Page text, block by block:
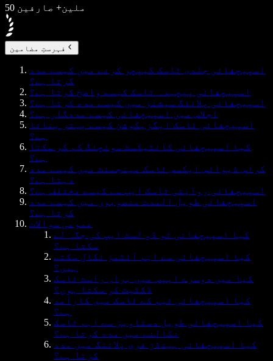
50 ملین+ صارفین
فہرستِ مضامین
اسپیچفائی جلدی ٹاسک کیپچر کرنے میں کیسے مدد
کرتا ہے؟
اسپیچفائی پیچیدہ ٹاسک کیسے واضح کرتا ہے؟
اسپیچفائی پلاننگ سیشنز میں کیسے مدد کرتا ہے؟
اجلاس میں اسپیچفائی کیسے مددگار ہے؟
اسپیچفائی ٹاسک ایگزیکوشن کیسے بہتر بناتا
ہے؟
کیا اسپیچفائی کانٹیکسٹ سوئچنگ کم کر سکتا
ہے؟
کراس ڈیوائس ایکسس ٹاسک مینجمنٹ میں کیسے مدد
دیتا ہے؟
اسپیچفائی روایتی ٹاسک ایپ سے کیسے مختلف ہے؟
اسپیچفائی طویل المدت منصوبوں میں کیسے مدد
کرتا ہے؟
عمومی سوالات
کیا اسپیچفائی ٹو ڈو لسٹ ایپ کی جگہ لے
سکتا ہے؟
کیا اسپیچفائی سے اہم آئٹمز نکال سکتے
ہیں؟
کیا میں دوسرے ایپس میں براہِ راست ٹاسک
ڈکٹیٹ کر سکتا ہوں؟
کیا اسپیچفائی ٹیم کے ٹاسک میں کارآمد
ہے؟
کیا اسپیچفائی طویل دستاویز سے اہم ٹاسک
نکالنے میں مدد کرتا ہے؟
کیا اسپیچفائی ہینڈز فری پلاننگ میں مدد
کرتا ہے؟